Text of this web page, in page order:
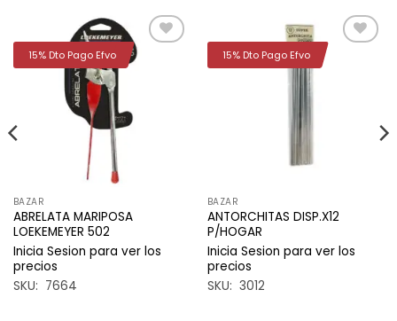
BAZAR
ABRELATA MARIPOSA
LOEKEMEYER 502
Inicia Sesion para ver los
precios
SKU: 7664
15% Dto Pago Efvo
BAZAR
ANTORCHITAS DISP.X12
P/HOGAR
Inicia Sesion para ver los
precios
SKU: 3012
15% Dto Pago Efvo